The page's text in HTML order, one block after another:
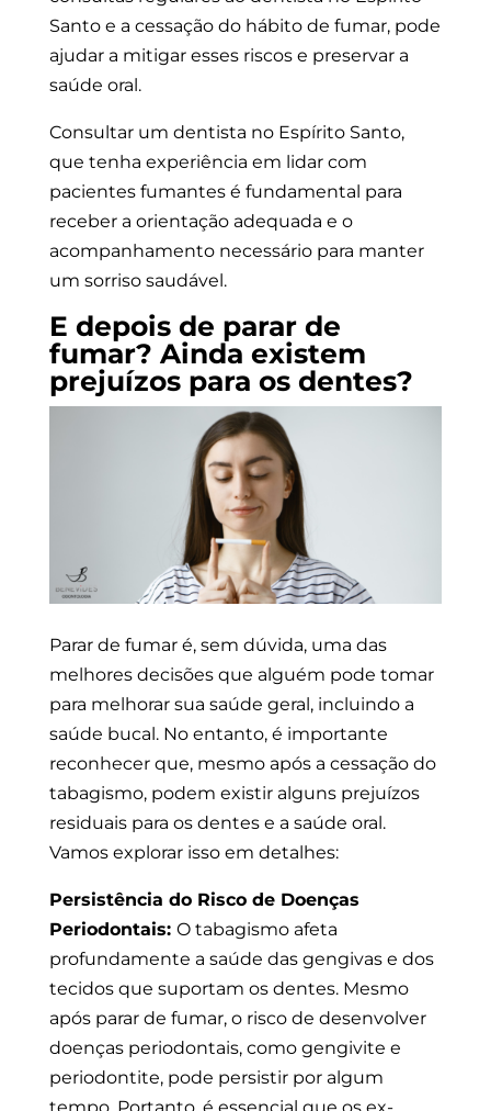
Santo e a cessação do hábito de fumar, pode
ajudar a mitigar esses riscos e preservar a
saúde oral.
Consultar um dentista no Espírito Santo,
que tenha experiência em lidar com
pacientes fumantes é fundamental para
receber a orientação adequada e o
acompanhamento necessário para manter
um sorriso saudável.
E depois de parar de
fumar? Ainda existem
prejuízos para os dentes?
Parar de fumar é, sem dúvida, uma das
melhores decisões que alguém pode tomar
para melhorar sua saúde geral, incluindo a
saúde bucal. No entanto, é importante
reconhecer que, mesmo após a cessação do
tabagismo, podem existir alguns prejuízos
residuais para os dentes e a saúde oral.
Vamos explorar isso em detalhes:
Persistência do Risco de Doenças
Periodontais: O tabagismo afeta
profundamente a saúde das gengivas e dos
tecidos que suportam os dentes. Mesmo
após parar de fumar, o risco de desenvolver
doenças periodontais, como gengivite e
periodontite, pode persistir por algum
tempo. Portanto, é essencial que os ex-